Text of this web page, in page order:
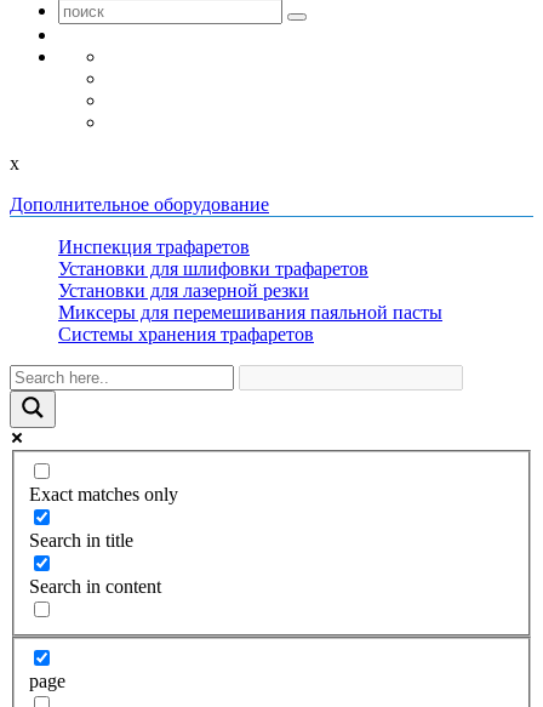
x
Дополнительное оборудование
Инспекция трафаретов
Установки для шлифовки трафаретов
Установки для лазерной резки
Миксеры для перемешивания паяльной пасты
Системы хранения трафаретов
Exact matches only
Search in title
Search in content
page